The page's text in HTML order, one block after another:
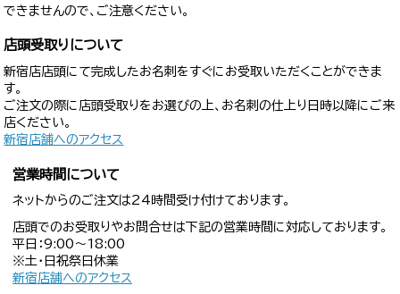
できませんので、ご注意ください。
店頭受取りについて
新宿店店頭にて完成したお名刺をすぐにお受取いただくことができま
す。
ご注文の際に店頭受取りをお選びの上、お名刺の仕上り日時以降にご来
店ください。
新宿店舗へのアクセス
営業時間について
ネットからのご注文は24時間受け付けております。
店頭でのお受取りやお問合せは下記の営業時間に対応しております。
平日：9:00〜18:00
※土・日祝祭日休業
新宿店舗へのアクセス